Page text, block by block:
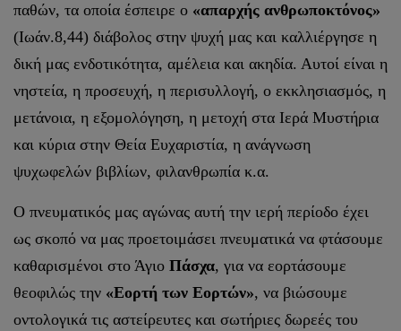
παθών, τα οποία έσπειρε ο «απαρχής ανθρωποκτόνος»
(Ιωάν.8,44) διάβολος στην ψυχή μας και καλλιέργησε η
δική μας ενδοτικότητα, αμέλεια και ακηδία. Αυτοί είναι η
νηστεία, η προσευχή, η περισυλλογή, ο εκκλησιασμός, η
μετάνοια, η εξομολόγηση, η μετοχή στα Ιερά Μυστήρια
και κύρια στην Θεία Ευχαριστία, η ανάγνωση
ψυχωφελών βιβλίων, φιλανθρωπία κ.α.
Ο πνευματικός μας αγώνας αυτή την ιερή περίοδο έχει
ως σκοπό να μας προετοιμάσει πνευματικά να φτάσουμε
καθαρισμένοι στο Άγιο Πάσχα, για να εορτάσουμε
θεοφιλώς την «Εορτή των Εορτών», να βιώσουμε
οντολογικά τις αστείρευτες και σωτήριες δωρεές του